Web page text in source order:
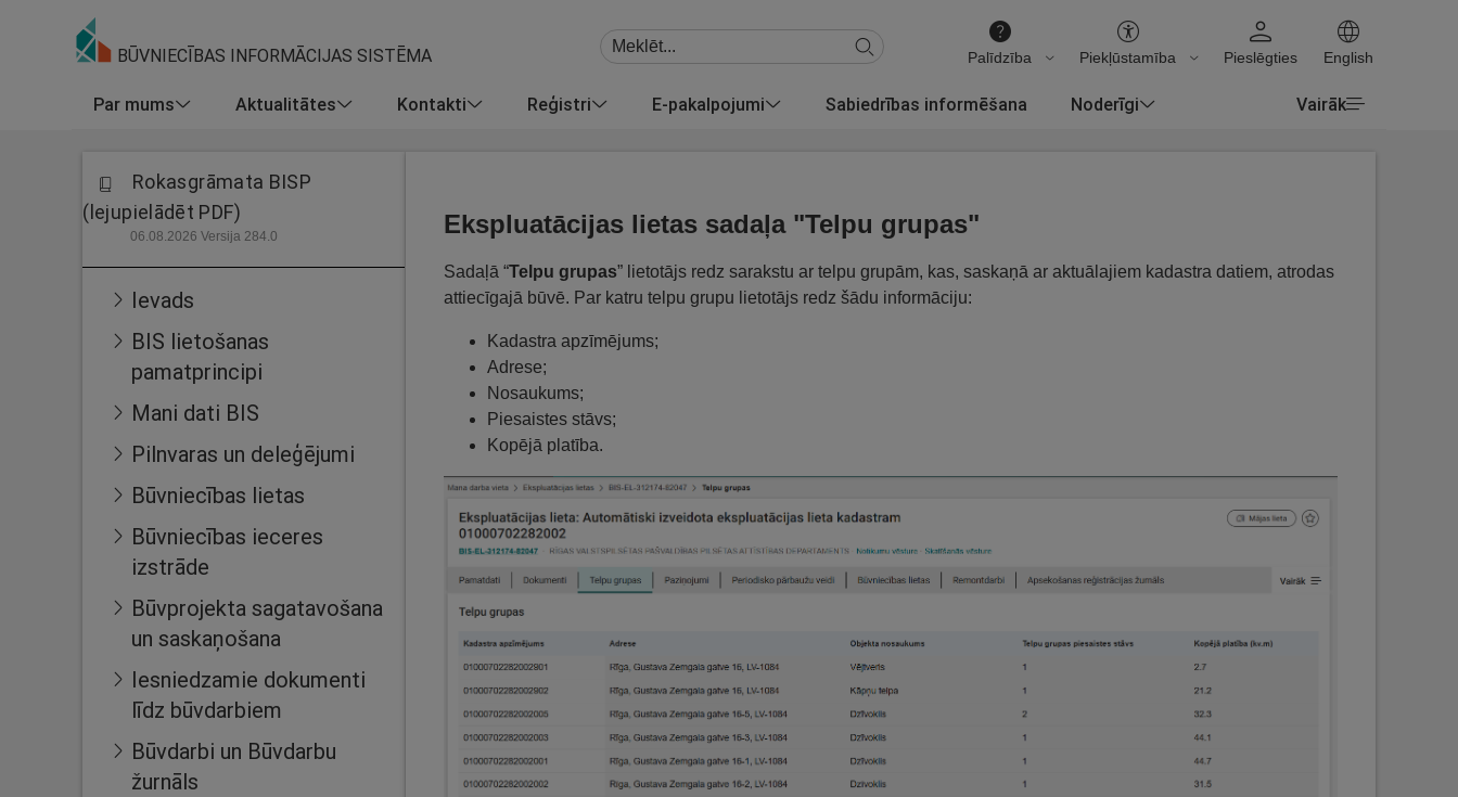
BŪVNIECĪBAS INFORMĀCIJAS SISTĒMA Palīdzība Piekļūstamība Pieslēgties English
Par mums Aktualitātes Kontakti Reģistri E-pakalpojumi Sabiedrības informēšana Noderīgi Vairāk
Rokasgrāmata BISP
(lejupielādēt PDF)
06.08.2026 Versija 284.0
Ievads
BIS lietošanas
pamatprincipi
Mani dati BIS
Pilnvaras un deleģējumi
Būvniecības lietas
Būvniecības ieceres
izstrāde
Būvprojekta sagatavošana
un saskaņošana
Iesniedzamie dokumenti
līdz būvdarbiem
Būvdarbi un Būvdarbu
žurnāls
Ekspluatācijas lietas sadaļa "Telpu grupas"
Sadaļā “Telpu grupas” lietotājs redz sarakstu ar telpu grupām, kas, saskaņā ar aktuālajiem kadastra datiem, atrodas
attiecīgajā būvē. Par katru telpu grupu lietotājs redz šādu informāciju:
Kadastra apzīmējums;
Adrese;
Nosaukums;
Piesaistes stāvs;
Kopējā platība.